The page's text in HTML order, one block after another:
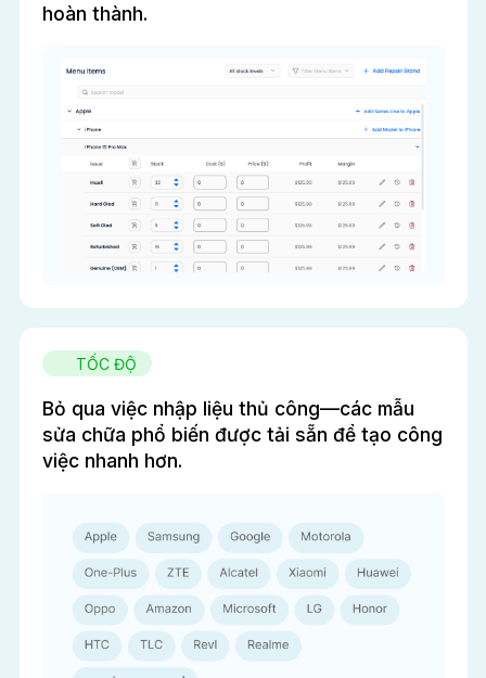
hoàn thành.
TỐC ĐỘ
Bỏ qua việc nhập liệu thủ công—các mẫu
sửa chữa phổ biến được tải sẵn để tạo công
việc nhanh hơn.